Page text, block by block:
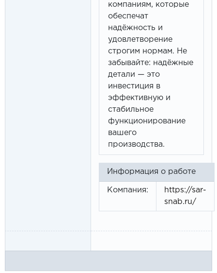
компаниям, которые
обеспечат
надёжность и
удовлетворение
строгим нормам. Не
забывайте: надёжные
детали — это
инвестиция в
эффективную и
стабильное
функционирование
вашего
производства.
Информация о работе
Компания:
https://sar-
snab.ru/